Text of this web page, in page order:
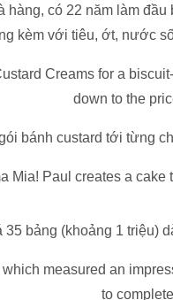
hàng, có 22 năm làm
kèm với tiêu, ớt, nước
bánh custard tới từng
bảng (khoảng 1 triệu)